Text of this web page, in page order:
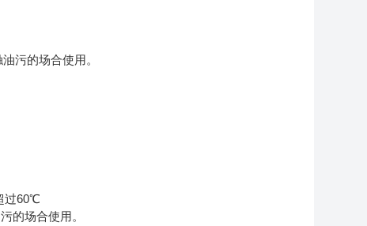
污的场合使用。
过60℃
的场合使用。